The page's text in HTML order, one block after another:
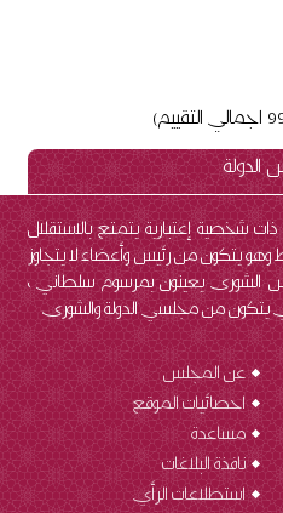
شخصية إعتبارية يتمتع بالاستقلال
يتكون من رئيس وأعضاء لا يتجاوز
يعينون بمرسوم سلطاني ،
من مجلسي الدولة والشورى.
عن المجلس
احصائيات الموقع
مساعدة
نافذة البلاغات
استطلاعات الرأي